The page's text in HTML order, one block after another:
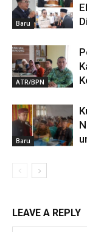
Baru
ATR/BPN
Baru
LEAVE A REPLY